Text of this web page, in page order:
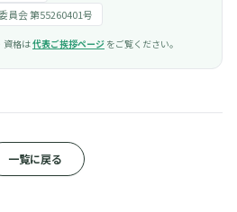
員会 第55260401号
資格は代表ご挨拶ページ をご覧ください。
一覧に戻る